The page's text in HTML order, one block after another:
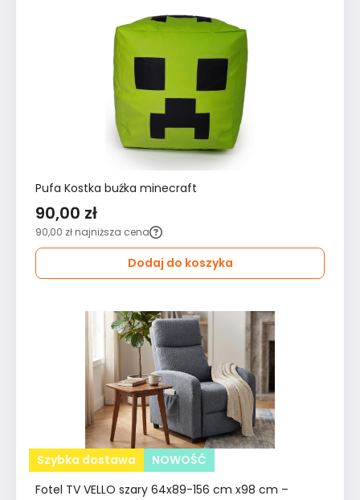
Pufa Kostka buźka minecraft
90,00 zł
90,00 zł najniższa cena
Dodaj do koszyka
Szybka dostawa
NOWOŚĆ
Fotel TV VELLO szary 64x89-156 cm x98 cm –